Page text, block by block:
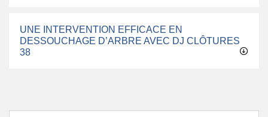
UNE INTERVENTION EFFICACE EN
DESSOUCHAGE D’ARBRE AVEC DJ CLÔTURES
38